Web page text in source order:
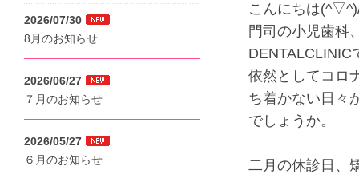
こんにちは
門司の小児歯科
DENTALCLINIC
依然としてコロ
ち着かない日々
でしょうか。
二月の休診日、
2026/07/30
8月のお知らせ
2026/06/27
７月のお知らせ
2026/05/27
６月のお知らせ